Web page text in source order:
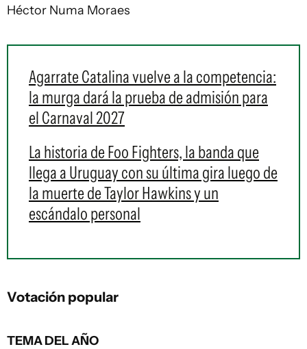
Héctor Numa Moraes
Agarrate Catalina vuelve a la competencia:
la murga dará la prueba de admisión para
el Carnaval 2027
La historia de Foo Fighters, la banda que
llega a Uruguay con su última gira luego de
la muerte de Taylor Hawkins y un
escándalo personal
Votación popular
TEMA DEL AÑO